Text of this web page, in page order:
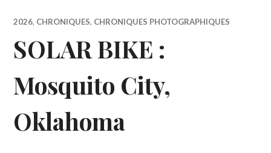
2026, CHRONIQUES, CHRONIQUES PHOTOGRAPHIQUES
SOLAR BIKE :
Mosquito City,
Oklahoma